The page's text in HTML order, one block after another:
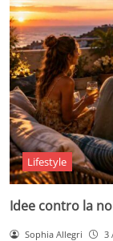
Lifestyle
Idee contro la
Sophia Allegri 3